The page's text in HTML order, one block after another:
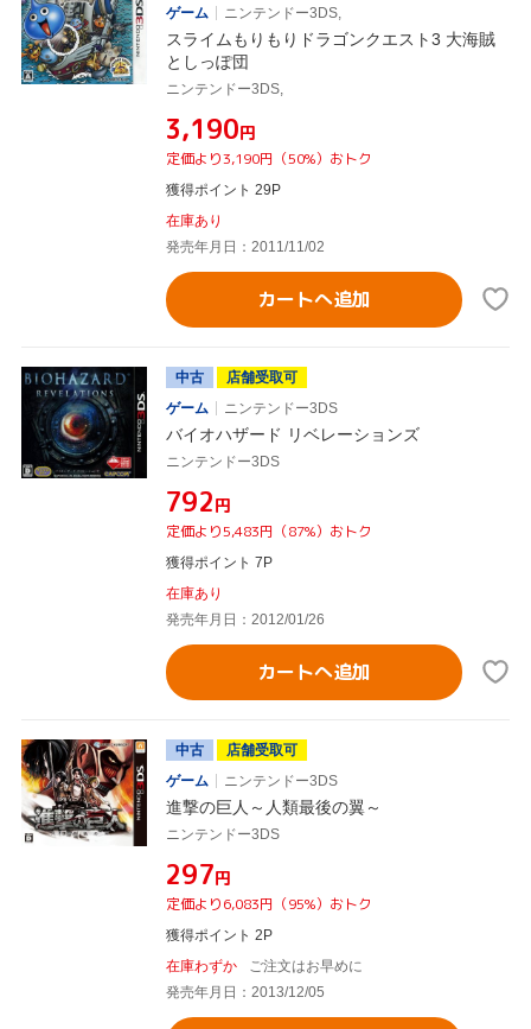
ゲーム
ニンテンドー3DS,
スライムもりもりドラゴンクエスト3 大海賊
としっぽ団
ニンテンドー3DS,
¥3,190円
定価より3,190円（50%）おトク
獲得ポイント 29P
在庫あり
発売年月日：2011/11/02
カートへ追加
中古
店舗受取可
ゲーム
ニンテンドー3DS
バイオハザード リベレーションズ
ニンテンドー3DS
¥792円
定価より5,483円（87%）おトク
獲得ポイント 7P
在庫あり
発売年月日：2012/01/26
カートへ追加
中古
店舗受取可
ゲーム
ニンテンドー3DS
進撃の巨人～人類最後の翼～
ニンテンドー3DS
¥297円
定価より6,083円（95%）おトク
獲得ポイント 2P
在庫わずか
ご注文はお早めに
発売年月日：2013/12/05